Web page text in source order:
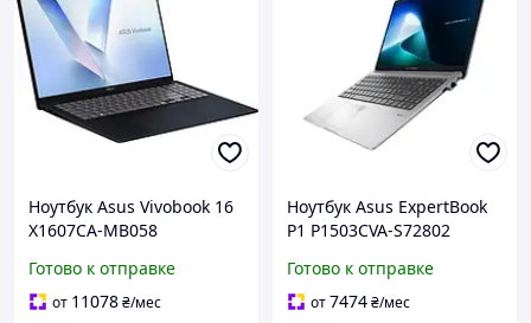
Ноутбук Asus Vivobook 16
X1607CA-MB058
Blue
Готово к отправке
от 11078₴/мес
Ноутбук Asus ExpertBook
P1 P1503CVA-S72802
Gray
Готово к отправке
от7474₴/мес